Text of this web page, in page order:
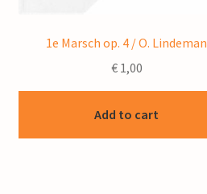
1e Marsch op. 4 / O. Lindeman
€1,00
Add to cart